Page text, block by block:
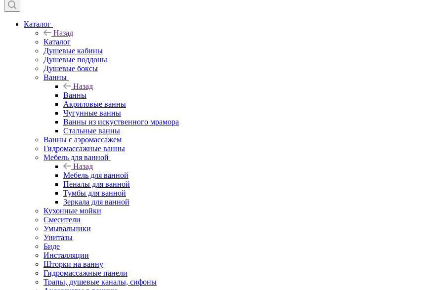
Каталог
Назад
Каталог
Душевые кабины
Душевые поддоны
Душевые боксы
Ванны
Назад
Ванны
Акриловые ванны
Чугунные ванны
Ванны из искуственного мрамора
Стальные ванны
Ванны с аэромассажем
Гидромассажные ванны
Мебель для ванной
Назад
Мебель для ванной
Пеналы для ванной
Тумбы для ванной
Зеркала для ванной
Кухонные мойки
Смесители
Умывальники
Унитазы
Биде
Инсталляции
Шторки на ванну
Гидромассажные панели
Трапы, душевые каналы, сифоны